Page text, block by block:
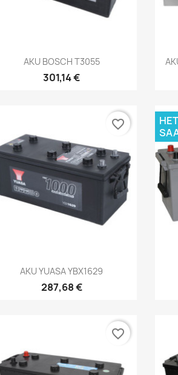
Kiirvaade
AKU BOSCH T3055
301,14 €
 Kiirvaade
AKU YUASA YBX1629
287,68 €
favorite_border
favorite_border